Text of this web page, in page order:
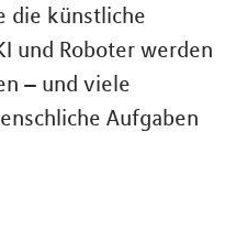
die künstliche
und Roboter werden
– und viele
Aufgaben